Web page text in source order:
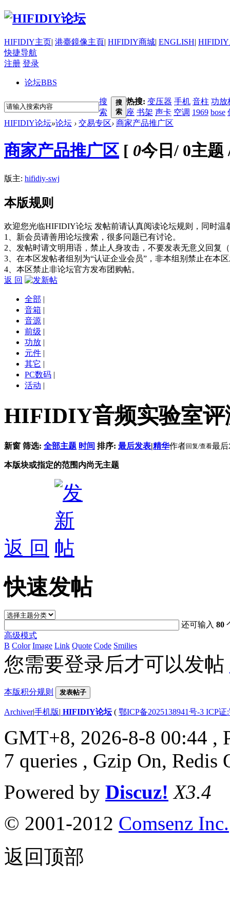
HIFIDIY主页| 港臺鏡像主頁| HIFIDIY商城| ENGLISH|
快捷导航
注册 登录
论坛BBS
搜
索
搜
索
热搜: 变压器 手机 音柱 功放
座 书架 声卡 空调 1969 bose
HIFIDIY论坛»论坛 › 交易专区› 商家产品推广区
商家产品推广区 [ 0今日/ 0主题
版主: hifidiy-swj
本版规则
欢迎您光临HIFIDIY论坛 发帖前请认真阅读论坛规则，同时温
1、新会员请善用论坛搜索，很多问题已有讨论。
2、发帖时请文明用语，禁止人身攻击，不要发表无意义回复
3、在本区发帖者组别为“认证企业会员”，非本组别禁止在本
4、本区禁止非论坛官方发布团购帖。
返 回
全部 |
音箱 |
音源 |
前级 |
功放 |
元件 |
其它 |
PC数码 |
活动 |
HIFIDIY音频实验室评
新窗 筛选: 全部主题 时间 排序: 最后发表|精华作者回复/查看最
本版块或指定的范围内尚无主题
返 回
快速发帖
还可输入80
高级模式
B Color Image Link Quote Code Smilies
您需要登录后才可以发帖
本版积分规则 发表帖子
Archiver|手机版| HIFIDIY论坛( 鄂ICP备2025138941号-3 ICP
GMT+8, 2026-8-8 00:44 ,
7 queries , Gzip On, Redis
Powered by Discuz! X3.4
© 2001-2012 Comsenz Inc.
返回顶部